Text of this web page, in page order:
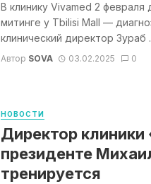
В клинику Vivamed 2
митинге у Tbilisi Mall —
клинический директор Зураб
Автор SOVA 03.02.2025 0
НОВОСТИ
Директор
президенте
тренируется